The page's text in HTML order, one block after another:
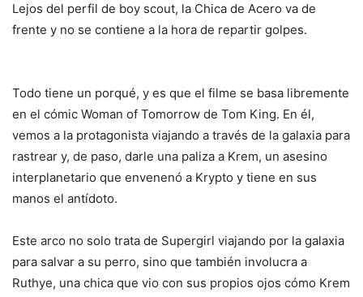
Lejos del perfil de boy scout, la Chica de Acero va de
frente y no se contiene a la hora de repartir golpes.
Todo tiene un porqué, y es que el filme se basa libremente
en el cómic Woman of Tomorrow de Tom King. En él,
vemos a la protagonista viajando a través de la galaxia para
rastrear y, de paso, darle una paliza a Krem, un asesino
interplanetario que envenenó a Krypto y tiene en sus
manos el antídoto.
Este arco no solo trata de Supergirl viajando por la galaxia
para salvar a su perro, sino que también involucra a
Ruthye, una chica que vio con sus propios ojos cómo Krem